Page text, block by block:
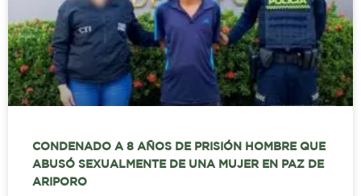
CONDENADO A 8 AÑOS DE PRISIÓN HOMBRE QUE
ABUSÓ SEXUALMENTE DE UNA MUJER EN PAZ DE
ARIPORO